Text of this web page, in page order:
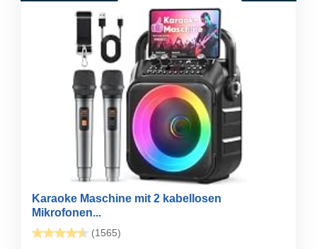
Karaoke Maschine mit 2 kabellosen
Mikrofonen...
(1565)